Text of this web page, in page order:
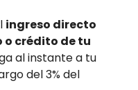
ingreso directo
crédito de tu
al instante a tu
del 3% del